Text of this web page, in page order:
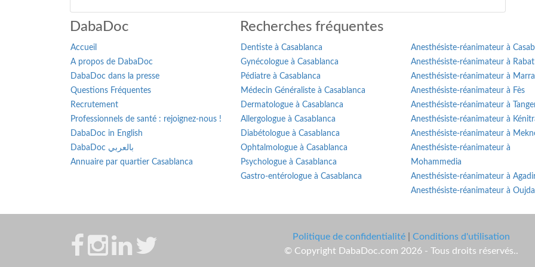
DabaDoc
Accueil
A propos de DabaDoc
DabaDoc dans la presse
Questions Fréquentes
Recrutement
Professionnels de santé : rejoignez-nous !
DabaDoc in English
DabaDoc بالعربي
Annuaire par quartier Casablanca
Recherches fréquentes
Dentiste à Casablanca
Gynécologue à Casablanca
Pédiatre à Casablanca
Médecin Généraliste à Casablanca
Dermatologue à Casablanca
Allergologue à Casablanca
Diabétologue à Casablanca
Ophtalmologue à Casablanca
Psychologue à Casablanca
Gastro-entérologue à Casablanca
Anesthésiste-réanimateur à
Anesthésiste-réanimateur à Rabat
Anesthésiste-réanimateur à
Anesthésiste-réanimateur à Fès
Anesthésiste-réanimateur à
Anesthésiste-réanimateur à
Anesthésiste-réanimateur à
Anesthésiste-réanimateur à
Mohammedia
Anesthésiste-réanimateur à
Anesthésiste-réanimateur à Oujda
Politique de confidentialité
Conditions d'utilisation
© Copyright DabaDoc.com 2026 - Tous droits réservés..